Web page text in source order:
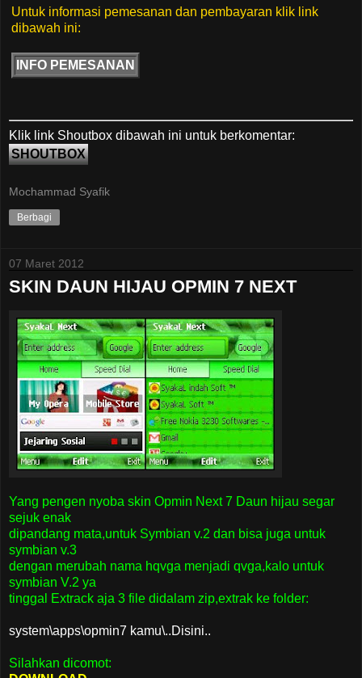
Untuk informasi pemesanan dan pembayaran klik link
dibawah ini:
INFO PEMESANAN
Klik link Shoutbox dibawah ini untuk berkomentar:
SHOUTBOX
Mochammad Syafik
Berbagi
07 Maret 2012
SKIN DAUN HIJAU OPMIN 7 NEXT
Yang pengen nyoba skin Opmin Next 7 Daun hijau segar
sejuk enak
dipandang mata,untuk Symbian v.2 dan bisa juga untuk
symbian v.3
dengan merubah nama hqvga menjadi qvga,kalo untuk
symbian V.2 ya
tinggal Extrack aja 3 file didalam zip,extrak ke folder:
system\apps\opmin7 kamu\..Disini..
Silahkan dicomot: